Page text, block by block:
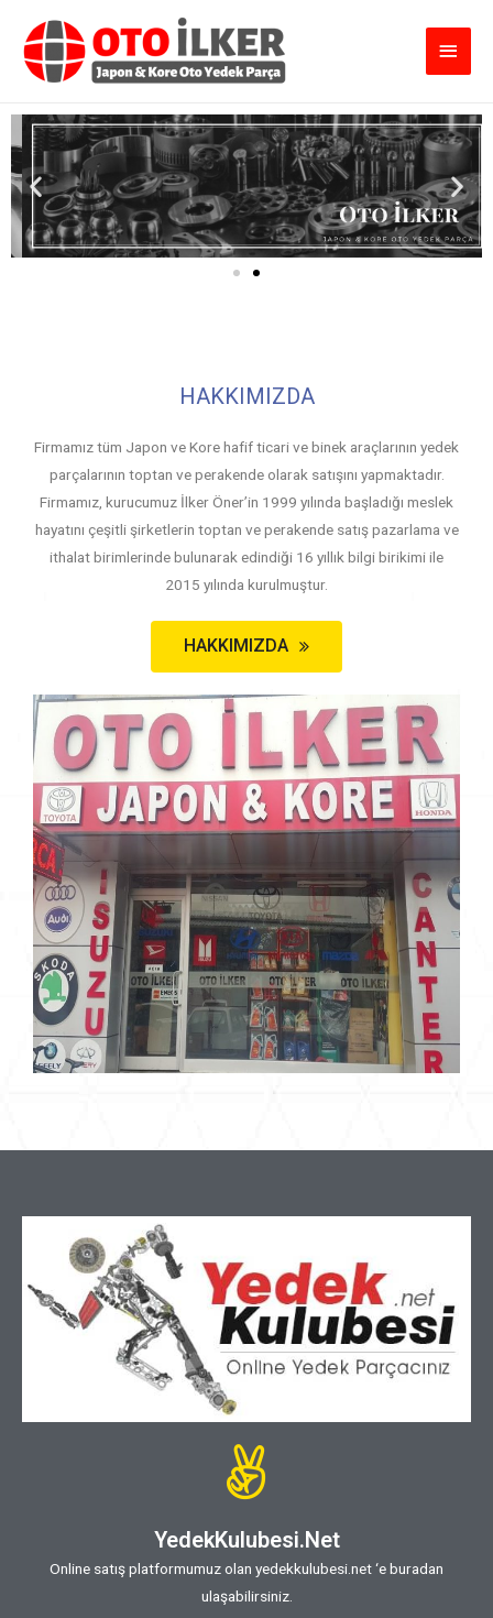
HAKKIMIZDA
Firmamız tüm Japon ve Kore hafif ticari ve binek araçlarının yedek
parçalarının toptan ve perakende olarak satışını yapmaktadır.
Firmamız, kurucumuz İlker Öner’in 1999 yılında başladığı meslek
hayatını çeşitli şirketlerin toptan ve perakende satış pazarlama ve
ithalat birimlerinde bulunarak edindiği 16 yıllık bilgi birikimi ile
2015 yılında kurulmuştur.
HAKKIMIZDA
YedekKulubesi.net
Online satış platformumuz olan yedekkulubesi.net ‘e buradan
ulaşabilirsiniz.